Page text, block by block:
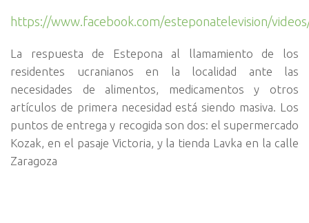
https://www.facebook.com/esteponatelevision/
La respuesta de Estepona al llamamiento de los
residentes ucranianos en la localidad ante las
necesidades de alimentos, medicamentos y otros
artículos de primera necesidad está siendo masiva. Los
puntos de entrega y recogida son dos: el supermercado
Kozak, en el pasaje Victoria, y la tienda Lavka en la calle
Zaragoza